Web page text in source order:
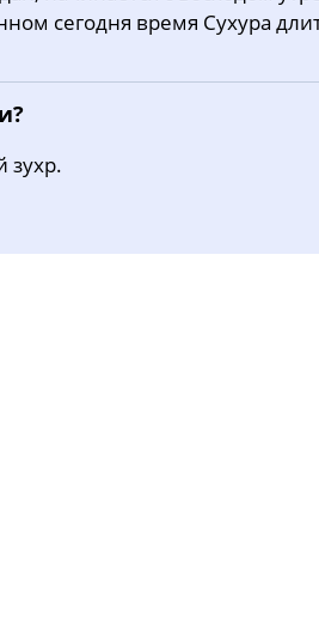
16:43 20:07
сегодня время Сухура
зухр.